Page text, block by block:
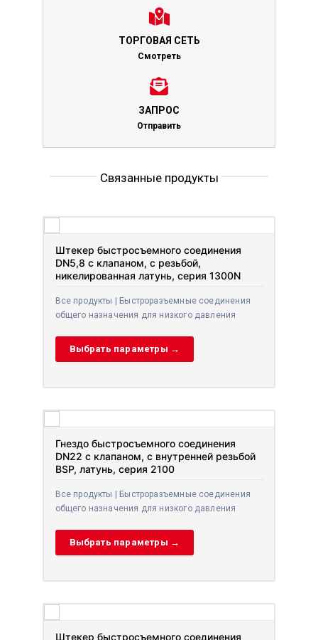
ТОРГОВАЯ СЕТЬ
Смотреть
ЗАПРОС
Отправить
Связанные продукты
Штекер быстросъемного соединения
DN5,8 с клапаном, с резьбой,
никелированная латунь, серия 1300N
Все продукты | Быстроразъемные соединения
общего назначения для низкого давления
Выбрать параметры →
Гнездо быстросъемного соединения
DN22 с клапаном, с внутренней резьбой
BSP, латунь, серия 2100
Все продукты | Быстроразъемные соединения
общего назначения для низкого давления
Выбрать параметры →
Штекер быстросъемного соединения